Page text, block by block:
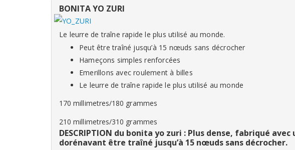
BONITA YO ZURI
Le leurre de traîne rapide le plus utilisé au monde.
Peut être traîné jusqu’à 15 nœuds sans décrocher
Hameçons simples renforcées
Emerillons avec roulement à billes
Le leurre de traîne rapide le plus utilisé au monde
170 millimetres/180 grammes
210 millimetres/310 grammes
DESCRIPTION du bonita yo zuri : Plus dense, fabriqué
dorénavant être traîné jusqu’à 15 nœuds sans décrocher.